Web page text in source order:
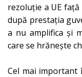
rezoluție a UE față
după prestația
a nu amplifica și
care se hrănește
Cel mai important